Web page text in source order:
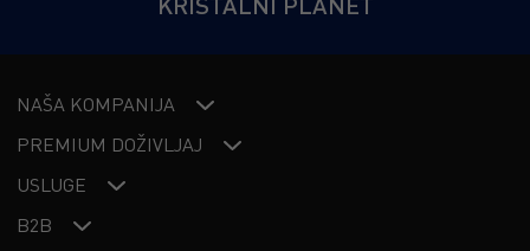
NAŠA KOMPANIJA
PREMIUM DOŽIVLJAJ
USLUGE
B2B